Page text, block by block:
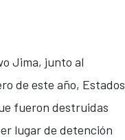
Jima, junto al
de este año, Estados
fueron destruidas
lugar de detención